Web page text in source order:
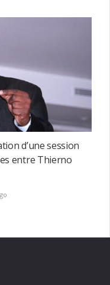
d’une session
entre Thierno